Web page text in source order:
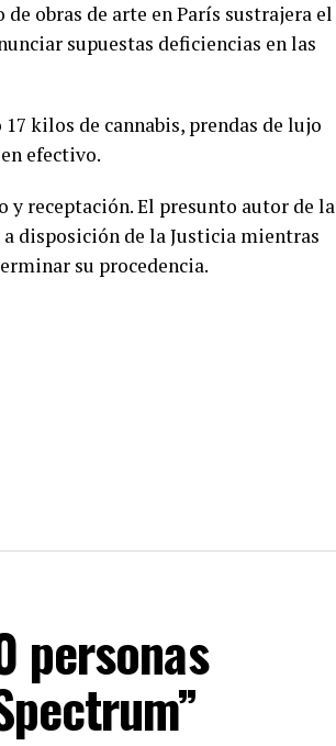
obras de arte en París sustrajera el
supuestas deficiencias en las
kilos de cannabis, prendas de lujo
efectivo.
y receptación. El presunto autor de la
disposición de la Justicia mientras
su procedencia.
personas